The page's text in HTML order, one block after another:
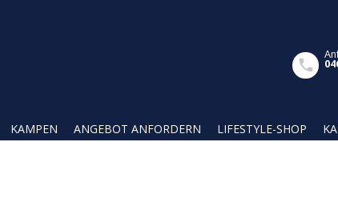
KAMPEN ANGEBOT ANFORDERN LIFESTYLE-SHOP